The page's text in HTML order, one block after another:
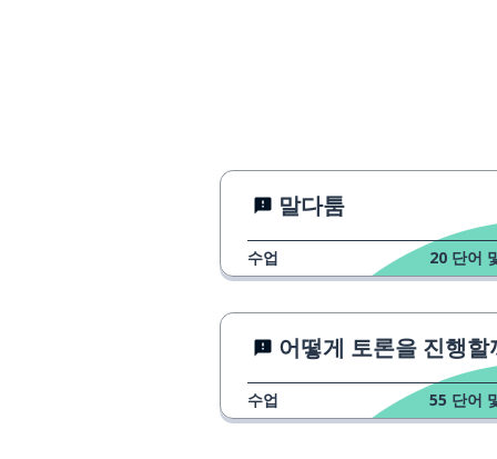
모험하듯 가다
얻다
말다툼
수업 20 단어
어떻게 토론을 진행할
수업 55 단어